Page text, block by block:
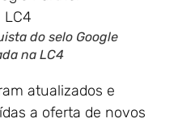
do selo Google
na LC4
atualizados e
a oferta de novos